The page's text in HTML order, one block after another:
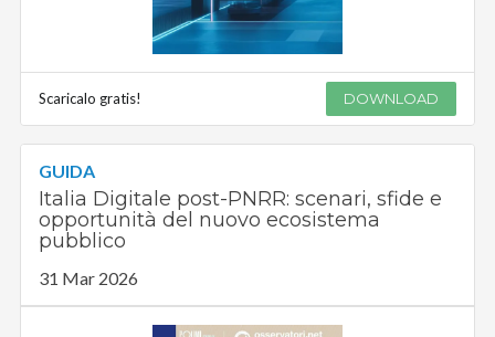
Scaricalo gratis! DOWNLOAD
GUIDA
Italia Digitale post-PNRR: scenari, sfide e
opportunità del nuovo ecosistema
pubblico
31 Mar 2026